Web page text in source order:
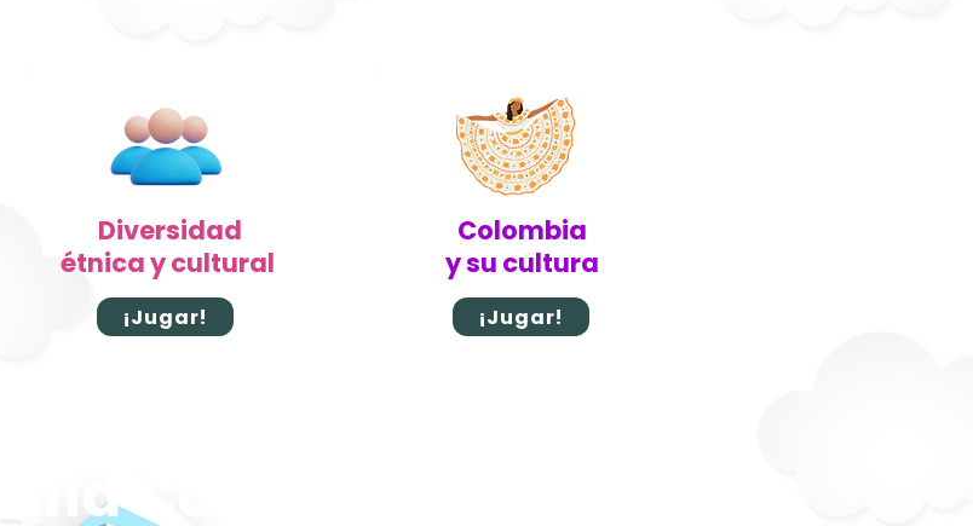
Diversidad
étnica y cultural
¡Jugar!
Colombia
y su cultura
¡Jugar!
Colombiana